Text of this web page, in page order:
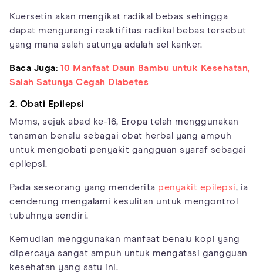
Kuersetin akan mengikat radikal bebas sehingga
dapat mengurangi reaktifitas radikal bebas tersebut
yang mana salah satunya adalah sel kanker.
Baca Juga: 10 Manfaat Daun Bambu untuk Kesehatan,
Salah Satunya Cegah Diabetes
2. Obati Epilepsi
Moms, sejak abad ke-16, Eropa telah menggunakan
tanaman benalu sebagai obat herbal yang ampuh
untuk mengobati penyakit gangguan syaraf sebagai
epilepsi.
Pada seseorang yang menderita penyakit epilepsi, ia
cenderung mengalami kesulitan untuk mengontrol
tubuhnya sendiri.
Kemudian menggunakan manfaat benalu kopi yang
dipercaya sangat ampuh untuk mengatasi gangguan
kesehatan yang satu ini.